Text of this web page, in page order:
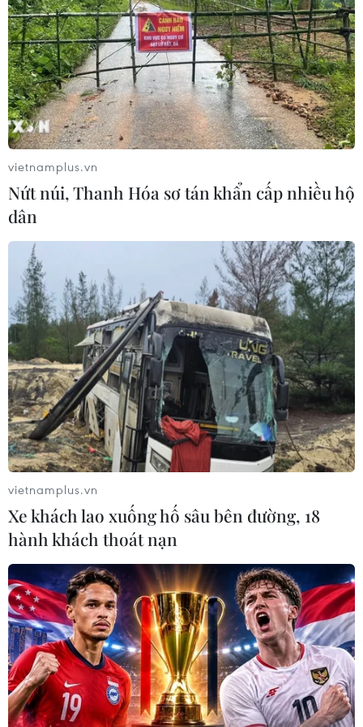
Thủ tướng Phần Lan rời hội nghị thượng
đỉnh EU để cách ly
16/10/2020 10:27
Thủ tướng Phần Lan Sanna Marin đã rời khỏi cuộc thảo
luận trực tiếp của hội nghị thượng đỉnh Liên minh châu
Âu như một biện pháp phòng ngừa dịch bệnh viêm
đường hô hấp COVID-19.
Số ca mắc mới COVID-19 tại nhiều nước
vietnamplus.vn
Nứt núi, Thanh Hóa sơ tán khẩn cấp nhiều hộ
dân
vietnamplus.vn
Xe khách lao xuống hố sâu bên đường, 18
hành khách thoát nạn